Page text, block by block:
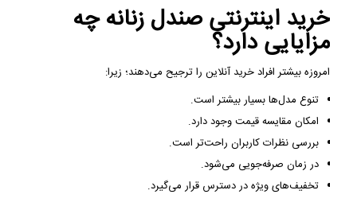
خرید اینترنتی صندل زنانه چه
مزایایی دارد؟
امروزه بیشتر افراد خرید آنلاین را ترجیح می‌دهند؛ زیرا:
تنوع مدل‌ها بسیار بیشتر است.
امکان مقایسه قیمت وجود دارد.
بررسی نظرات کاربران راحت‌تر است.
در زمان صرفه‌جویی می‌شود.
تخفیف‌های ویژه در دسترس قرار می‌گیرد.